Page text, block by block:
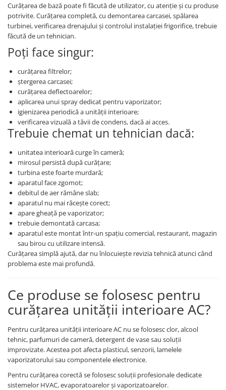
Curățarea de bază poate fi făcută de utilizator, cu atenție și cu produse
potrivite. Curățarea completă, cu demontarea carcasei, spălarea
turbinei, verificarea drenajului și controlul instalației frigorifice, trebuie
făcută de un tehnician.
Poți face singur:
curățarea filtrelor;
ștergerea carcasei;
curățarea deflectoarelor;
aplicarea unui spray dedicat pentru vaporizator;
igienizarea periodică a unității interioare;
verificarea vizuală a tăvii de condens, dacă ai acces.
Trebuie chemat un tehnician dacă:
unitatea interioară curge în cameră;
mirosul persistă după curățare;
turbina este foarte murdară;
aparatul face zgomot;
debitul de aer rămâne slab;
aparatul nu mai răcește corect;
apare gheață pe vaporizator;
trebuie demontată carcasa;
aparatul este montat într-un spațiu comercial, restaurant, magazin
sau birou cu utilizare intensă.
Curățarea simplă ajută, dar nu înlocuiește revizia tehnică atunci când
problema este mai profundă.
Ce produse se folosesc pentru
curățarea unității interioare AC?
Pentru curățarea unității interioare AC nu se folosesc clor, alcool
tehnic, parfumuri de cameră, detergent de vase sau soluții
improvizate. Acestea pot afecta plasticul, senzorii, lamelele
vaporizatorului sau componentele electronice.
Pentru curățarea corectă se folosesc soluții profesionale dedicate
sistemelor HVAC, evaporatoarelor și vaporizatoarelor.